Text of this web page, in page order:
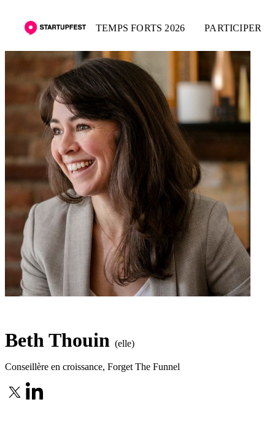
TEMPS FORTS 2026 PARTICIPER
Beth Thouin (elle)
Conseillère en croissance, Forget The Funnel